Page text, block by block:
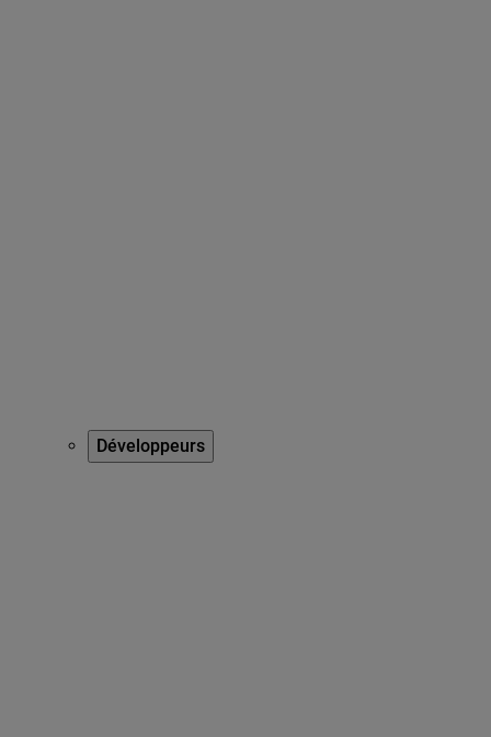
Développeurs